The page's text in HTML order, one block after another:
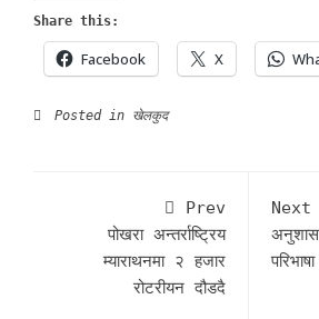
Share this:
Facebook X
Posted in खेलकुद
Prev
पोखरा अन्तर्राष्ट्रिय
म्याराथनमा २ हजार
रोटरीयन दौडदै
Next